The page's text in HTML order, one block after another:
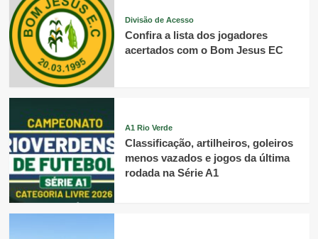
Divisão de Acesso
Confira a lista dos jogadores
acertados com o Bom Jesus EC
A1 Rio Verde
Classificação, artilheiros, goleiros
menos vazados e jogos da última
rodada na Série A1